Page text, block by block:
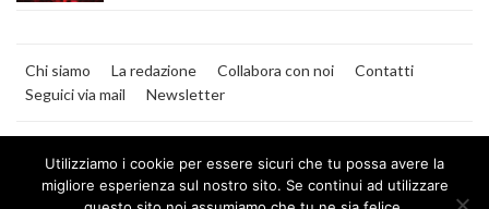
Chi siamo La redazione Collabora con noi
Contatti
Seguici via mail
Newsletter
Utilizziamo i cookie per essere sicuri che tu possa avere la
migliore esperienza sul nostro sito. Se continui ad utilizzare